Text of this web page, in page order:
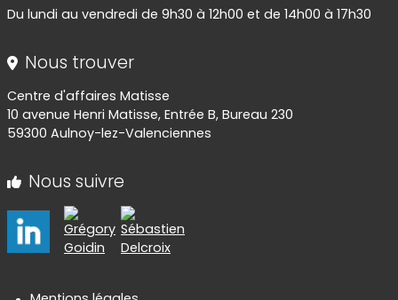
Du lundi au vendredi de 9h30 à 12h00 et de 14h00 à 17h30
Nous trouver
Centre d'affaires Matisse
10 avenue Henri Matisse, Entrée B, Bureau 230
59300 Aulnoy-lez-Valenciennes
Nous suivre